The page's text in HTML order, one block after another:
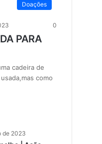
Doações
0
PARA
cadeira de
como
de 2023